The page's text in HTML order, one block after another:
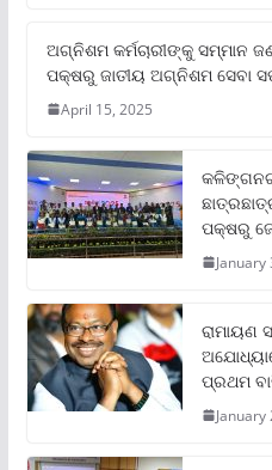
ଅଗ୍ନିଶମ କର୍ମଚାରୀଙ୍କୁ ସମ୍ମାନ
ପକ୍ଷରୁ ଜାତୀୟ ଅଗ୍ନିଶମ ସେବା
April 15, 2025
ପକ୍ଷରୁ
January
ରାମାୟଣ
ପ୍ରଥମ
January